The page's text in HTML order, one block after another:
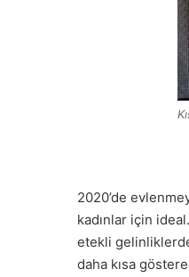
2020’de
kadınlar için
etekli
daha kısa